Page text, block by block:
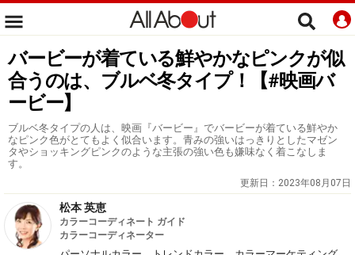
バービーが着ている鮮やかなピンクが似
合うのは、ブルベ冬タイプ！【#映画バ
ービー】
ブルベ冬タイプの人は、映画『バービー』でバービーが着ている鮮やか
なピンク色がとてもよく似合います。青みの強いはっきりとしたマゼン
タやショッキングピンクのような主張の強い色も嫌味なく着こなしま
す。
更新日： 2023年08月07日
松本 英恵
カラーコーディネート ガイド
カラーコーディネーター